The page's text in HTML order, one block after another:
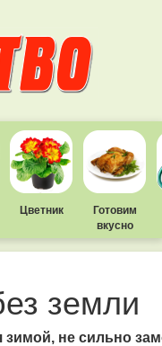
Цветник
Готовим
вкусно
земли
зимой, не сильно